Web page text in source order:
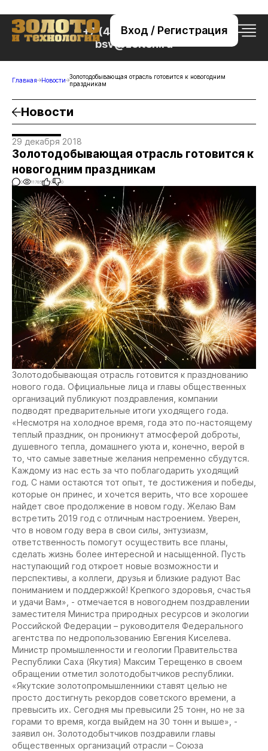
Вход / Регистрация
+7 (495) 221-76-32
bsv@zolteh.ru
Главная Новости
Золотодобывающая отрасль готовится к новогодним
праздникам
Новости
29 декабря 2018
Золотодобывающая отрасль готовится к
новогодним праздникам
0 11785 0 0
Золотодобывающая отрасль готовится к празднованию
нового года. Официальные лица и главы общественных
организаций публикуют поздравления, компании
подводят предварительные итоги уходящего года.
«Несмотря на холодное время, года это по-настоящему
теплый праздник, он проникнут атмосферой доброты,
душевного тепла, домашнего уюта и, конечно, верой в
то, что самые заветные желания непременно сбудутся.
Каждому из нас есть за что поблагодарить уходящий
год. С нами остаются тот опыт, те достижения и победы,
которые он принес, и хочется верить, что все хорошее
найдет свое продолжение в новом году. Желаю Вам
встретить 2019 год с отличным настроением. Уверен,
что в новом году вера в свои силы, энтузиазм,
ответственность помогут осуществить все планы,
сделать жизнь более интересной и насыщенной. Пусть
наступающий год откроет новые возможности и
перспективы, а коллеги, друзья и близкие радуют Вас
пониманием и поддержкой! Крепкого здоровья, счастья
и удачи Вам», - отмечается в новогоднем поздравлении
заместителя Министра природных ресурсов и экологии
Российской Федерации – руководителя Федерального
агентства по недропользованию Евгения Киселева.
Министр промышленности и геологии Правительства
Республики Саха (Якутия) Максим Терещенко в своем
обращении отметил золотодобытчиков республики.
«Якутские золотопромышленники ставят целью не
просто достигнуть рекордов советского времени, а
превысить их. Сегодня мы превысили 25 тонн, но не за
горами то время, когда выйдем на 30 тонн и выше», -
заявил он. Золотодобытчиков поздравили главы
общественных организаций отрасли – Союза